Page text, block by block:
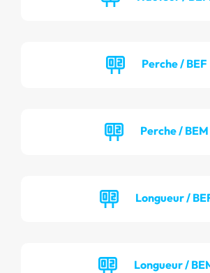
Perche / BEF
Perche / BEM
Longueur /
Longueur /